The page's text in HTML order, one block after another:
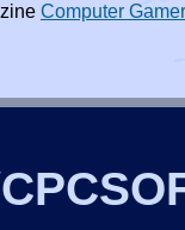
Computer Gamer